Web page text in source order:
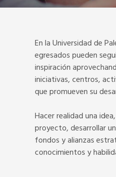
En la Universidad de
egresados pueden
inspiración
iniciativas, centros,
que promueven su
Hacer realidad una
proyecto, desarrollar
fondos y alianzas
conocimientos y